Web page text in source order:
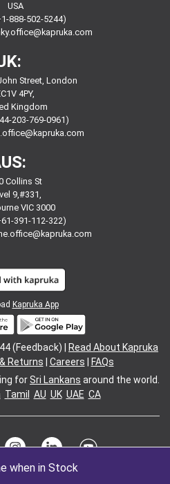
when in Stock
USA
888-502-5244)
Street, London
4PY,
Kingdom
203-769-0961)
Collins St
9,#331,
VIC 3000
391-112-322)
Kapruka App
(Feedback) |
Read About Kapruka
Returns Careers
FAQs
forSri Lankans around the world.
Tamil AU UK UAE CA